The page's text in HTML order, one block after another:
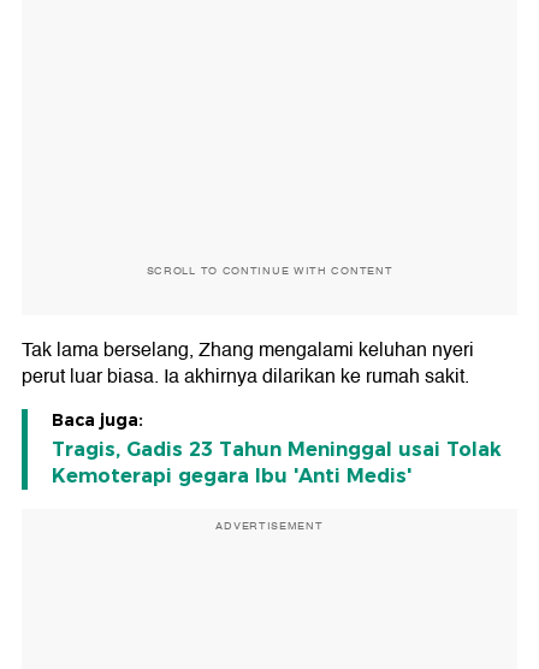
SCROLL TO CONTINUE WITH CONTENT
Tak lama berselang, Zhang mengalami keluhan nyeri
perut luar biasa. Ia akhirnya dilarikan ke rumah sakit.
Baca juga:
Tragis, Gadis 23 Tahun Meninggal usai Tolak
Kemoterapi gegara Ibu 'Anti Medis'
ADVERTISEMENT